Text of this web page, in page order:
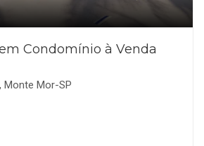
Condomínio à Venda
Monte Mor-SP